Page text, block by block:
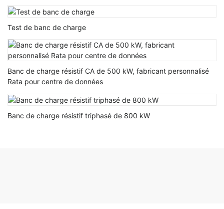
Test de banc de charge
Banc de charge résistif CA de 500 kW, fabricant personnalisé
Rata pour centre de données
Banc de charge résistif triphasé de 800 kW